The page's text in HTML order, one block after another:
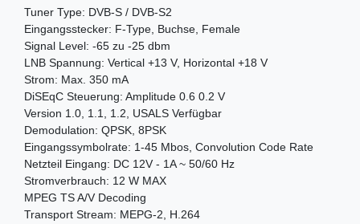
Tuner Type: DVB-S / DVB-S2
Eingangsstecker: F-Type, Buchse, Female
Signal Level: -65 zu -25 dbm
LNB Spannung: Vertical +13 V, Horizontal +18 V
Strom: Max. 350 mA
DiSEqC Steuerung: Amplitude 0.6 0.2 V
Version 1.0, 1.1, 1.2, USALS Verfügbar
Demodulation: QPSK, 8PSK
Eingangssymbolrate: 1-45 Mbos, Convolution Code Rate
Netzteil Eingang: DC 12V - 1A ~ 50/60 Hz
Stromverbrauch: 12 W MAX
MPEG TS A/V Decoding
Transport Stream: MEPG-2, H.264